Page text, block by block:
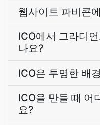
웹사이트 파비콘
ICO에서 그라디
나요?
ICO은 투명한 배
ICO을 만들 때 어
요?